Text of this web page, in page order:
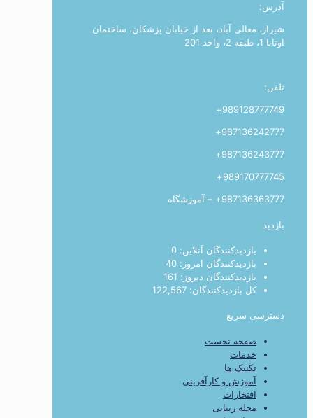
آدرس:
شیراز، معالی آباد، بعد از خیابان پزشکان، ساختمان
اوتانا 1، طبقه 2، واحد 201
تلفن:
989128777749+
987136242777+
987136243777+
989170777745+
987136363777+ – آموزشگاه
بازدید
بازدیدکنندگان آنلاین: 0
بازدیدکنندگان امروز: 40
بازدیدکنندگان دیروز: 161
کل بازدیدکنند‌گان: 122,567
دسترسی سریع
صفحه نخست
خدمات
تکنیک ها
آموزش و کارآفرینی
افتخارات
مجله زیبایی